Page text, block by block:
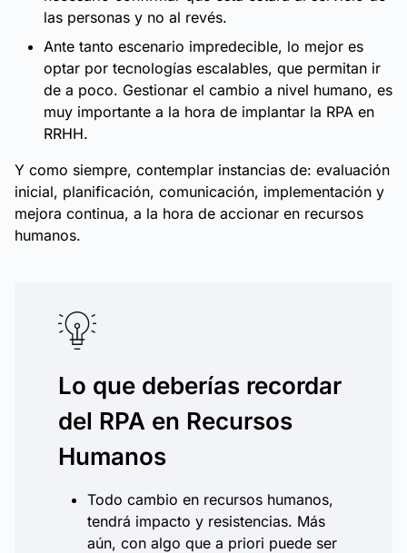
las personas y no al revés.
Ante tanto escenario impredecible, lo mejor es
optar por tecnologías escalables, que permitan ir
de a poco. Gestionar el cambio a nivel humano, es
muy importante a la hora de implantar la RPA en
RRHH.
Y como siempre, contemplar instancias de: evaluación
inicial, planificación, comunicación, implementación y
mejora continua, a la hora de accionar en recursos
humanos.
Lo que deberías recordar
del RPA en Recursos
Humanos
Todo cambio en recursos humanos,
tendrá impacto y resistencias. Más
aún, con algo que a priori puede ser